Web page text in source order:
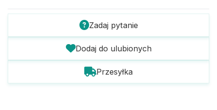
Zadaj pytanie
Dodaj do ulubionych
Przesyłka